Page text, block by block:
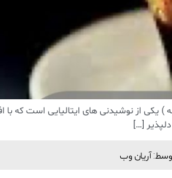
) یکی از نوشیدنی های ایتالیایی است که
[…]
آریان وب